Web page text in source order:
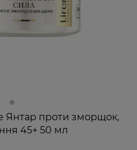
Янтар проти зморщок,
45+ 50 мл